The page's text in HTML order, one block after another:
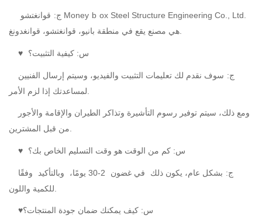
ج: قوانغتشو Money b ox Steel Structure Engineering Co., Ltd.
♥ س: كيفية التثبيت؟
ج: سوف نقدم لك تعليمات التثبيت والفيديو، وسيتم إرسال الفنيين
♥ س: كم من الوقت هو وقت التسليم الخاص بك؟
ج: بشكل عام، يكون ذلك في غضون 2-30 يومًا، وبالتأكيد
وفقًا
♥س: كيف يمكنك ضمان جودة المنتجات؟